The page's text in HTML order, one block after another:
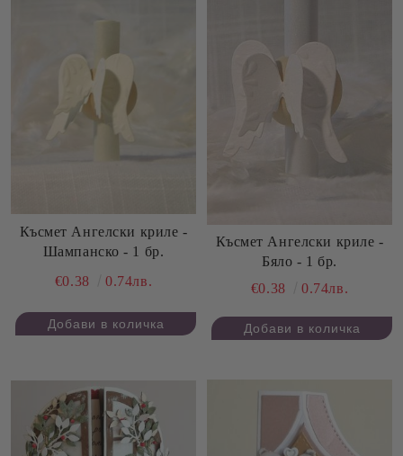
Късмет Ангелски криле -
Шампанско - 1 бр.
€0.38
0.74лв.
Късмет Ангелски криле -
Бяло - 1 бр.
€0.38
0.74лв.